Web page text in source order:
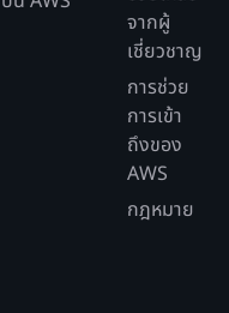
จากผู้
เชี่ยวชาญ
การช่วย
การเข้า
ถึงของ
AWS
กฎหมาย